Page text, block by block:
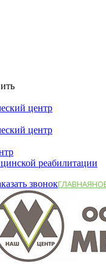
центр
центр
реабилитации
звонокГЛАВНАЯ